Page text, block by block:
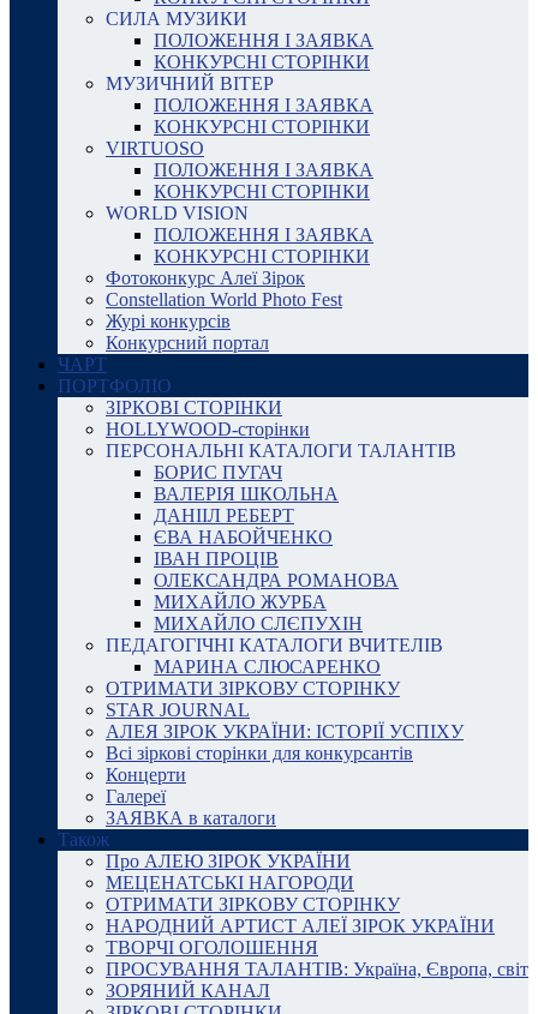
СИЛА МУЗИКИ
ПОЛОЖЕННЯ І ЗАЯВКА
КОНКУРСНІ СТОРІНКИ
МУЗИЧНИЙ ВІТЕР
ПОЛОЖЕННЯ І ЗАЯВКА
КОНКУРСНІ СТОРІНКИ
VIRTUOSO
ПОЛОЖЕННЯ І ЗАЯВКА
КОНКУРСНІ СТОРІНКИ
WORLD VISION
ПОЛОЖЕННЯ І ЗАЯВКА
КОНКУРСНІ СТОРІНКИ
Фотоконкурс Алеї Зірок
Constellation World Photo Fest
Журі конкурсів
Конкурсний портал
ЧАРТ
ПОРТФОЛІО
ЗІРКОВІ СТОРІНКИ
HOLLYWOOD-сторінки
ПЕРСОНАЛЬНІ КАТАЛОГИ ТАЛАНТІВ
БОРИС ПУГАЧ
ВАЛЕРІЯ ШКОЛЬНА
ДАНІІЛ РЕБЕРТ
ЄВА НАБОЙЧЕНКО
ІВАН ПРОЦІВ
ОЛЕКСАНДРА РОМАНОВА
МИХАЙЛО ЖУРБА
МИХАЙЛО СЛЄПУХІН
ПЕДАГОГІЧНІ КАТАЛОГИ ВЧИТЕЛІВ
МАРИНА СЛЮСАРЕНКО
ОТРИМАТИ ЗІРКОВУ СТОРІНКУ
STAR JOURNAL
АЛЕЯ ЗІРОК УКРАЇНИ: ІСТОРІЇ УСПІХУ
Всі зіркові сторінки для конкурсантів
Концерти
Галереї
ЗАЯВКА в каталоги
Також
Про АЛЕЮ ЗІРОК УКРАЇНИ
МЕЦЕНАТСЬКІ НАГОРОДИ
ОТРИМАТИ ЗІРКОВУ СТОРІНКУ
НАРОДНИЙ АРТИСТ АЛЕЇ ЗІРОК УКРАЇНИ
ТВОРЧІ ОГОЛОШЕННЯ
ПРОСУВАННЯ ТАЛАНТІВ: Україна, Європа, світ
ЗОРЯНИЙ КАНАЛ